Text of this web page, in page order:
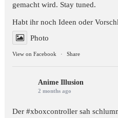
gemacht wird. Stay tuned.
Habt ihr noch Ideen oder
Photo
View on Facebook · Share
Anime Illusion
2 months ago
Der #xboxcontroller sah